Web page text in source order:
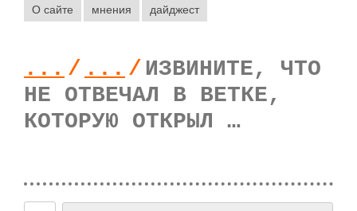
О сайте мнения дайджест
... / ... / ИЗВИНИТЕ, ЧТО
НЕ ОТВЕЧАЛ В ВЕТКЕ,
КОТОРУЮ ОТКРЫЛ …